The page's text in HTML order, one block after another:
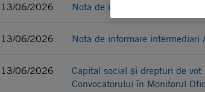
13/06/2026 Nota de informare intermediari
13/06/2026 Nota de informare intermediari
13/06/2026
Capital social și drepturi de
Convocatorului în Monitorul